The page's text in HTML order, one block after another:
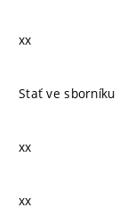
xx
Stať ve sborníku
xx
xx